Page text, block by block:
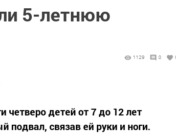
5-летнюю
1129 0
четверо детей от 7 до 12 лет
связав ей руки и ноги.